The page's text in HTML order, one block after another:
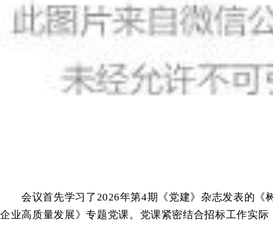
会议首先学习了2026年第4期《党建》杂志发表的
企业高质量发展》专题党课。党课紧密结合招标工作实